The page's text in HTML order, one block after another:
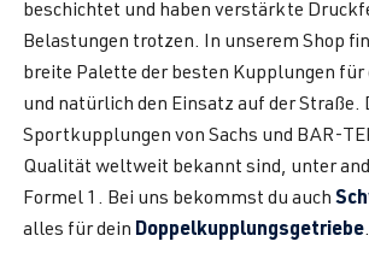
beschichtet und haben verstärkte
Belastungen trotzen. In unserem Shop
breite Palette der besten Kupplungen
und natürlich den Einsatz auf der Straße.
Sportkupplungen von Sachs und BAR-
Qualität weltweit bekannt sind, unter
Formel 1. Bei uns bekommst du auch
alles für dein Doppelkupplungsgetriebe.